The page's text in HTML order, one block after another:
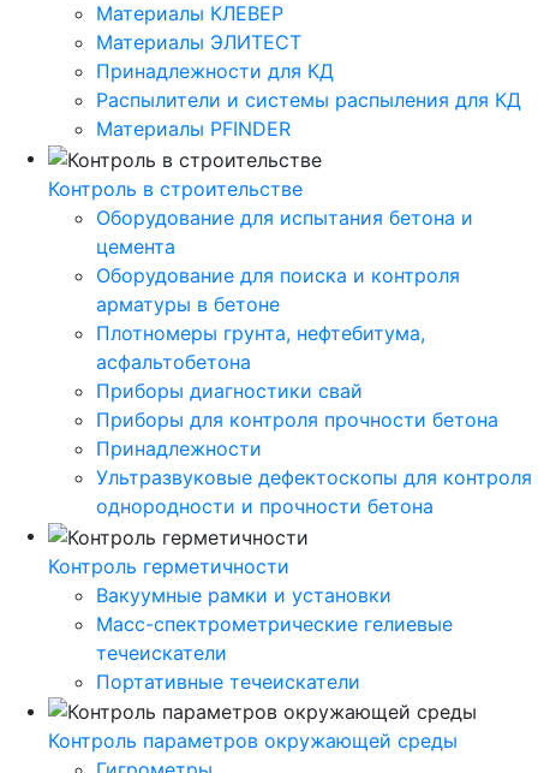
Материалы КЛЕВЕР
Материалы ЭЛИТЕСТ
Принадлежности для КД
Распылители и системы распыления для КД
Материалы PFINDER
Контроль в строительстве
Оборудование для испытания бетона и
цемента
Оборудование для поиска и контроля
арматуры в бетоне
Плотномеры грунта, нефтебитума,
асфальтобетона
Приборы диагностики свай
Приборы для контроля прочности бетона
Принадлежности
Ультразвуковые дефектоскопы для контроля
однородности и прочности бетона
Контроль герметичности
Вакуумные рамки и установки
Масс-спектрометрические гелиевые
течеискатели
Портативные течеискатели
Контроль параметров окружающей среды